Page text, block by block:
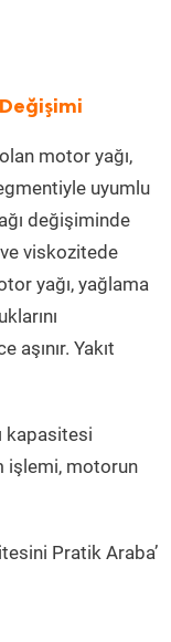
motor yağı,
uyumlu
değişiminde
viskozitede
yağı, yağlama
Yakıt
kapasitesi
işlemi, motorun
Pratik Araba’